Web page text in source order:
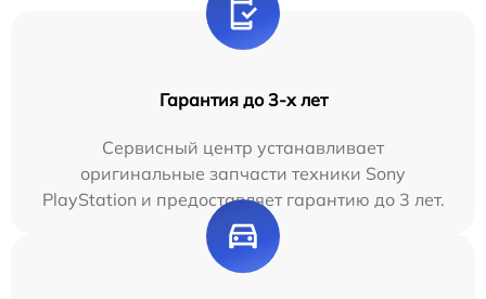
Гарантия до 3-х лет
Сервисный центр устанавливает
оригинальные запчасти техники Sony
PlayStation и предоставляет гарантию до 3 лет.